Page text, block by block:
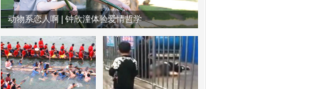
南方有乔木 | “科创CP”渐入佳境